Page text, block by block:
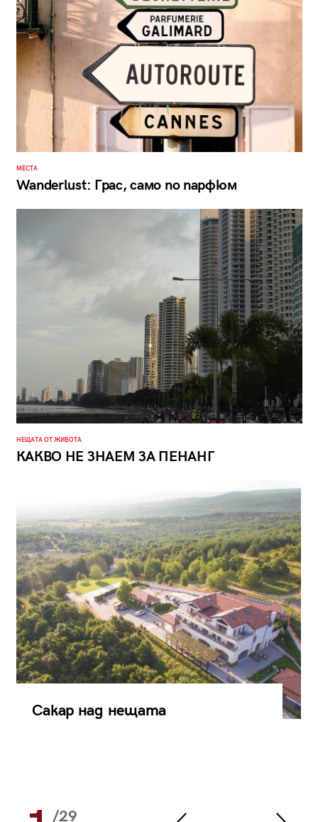
МЕСТА
Wanderlust: Грас, само по парфюм
НЕЩАТА ОТ ЖИВОТА
КАКВО НЕ ЗНАЕМ ЗА ПЕНАНГ
Сакар над нещата
/29